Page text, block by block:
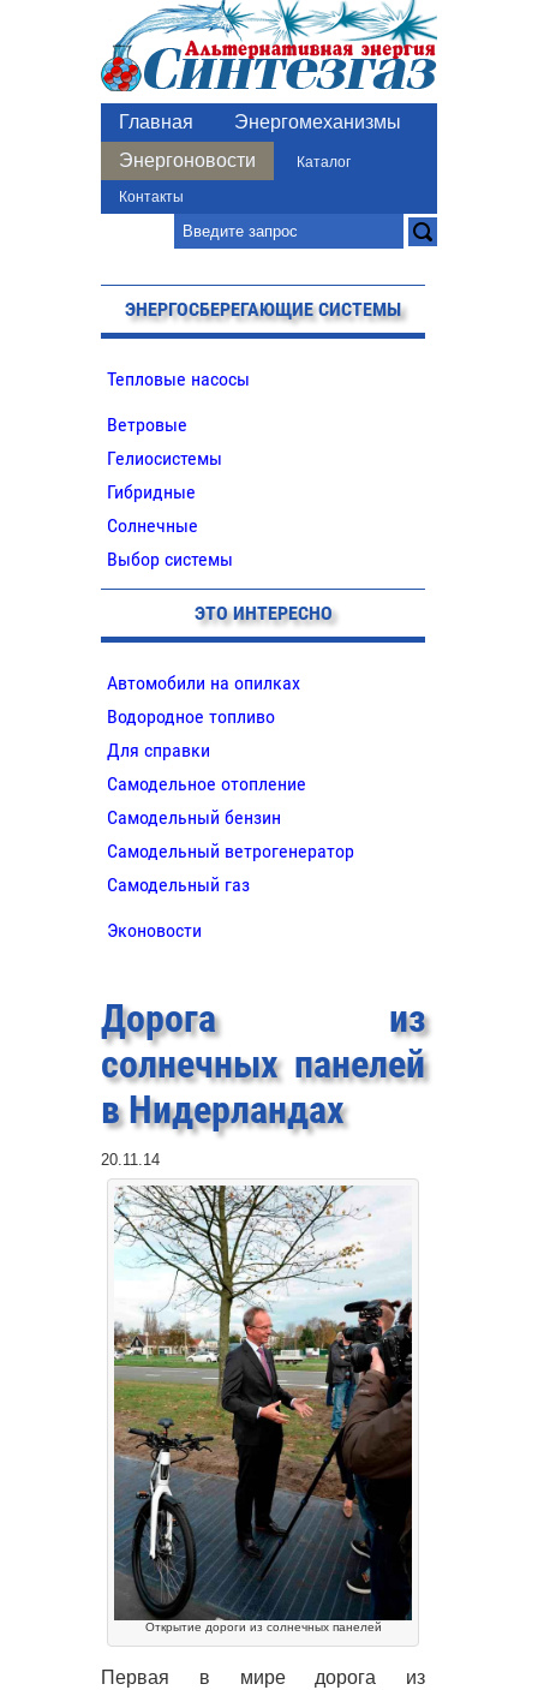
Главная
Энергомеханизмы
Энергоновости
Каталог
Контакты
ЭНЕРГОСБЕРЕГАЮЩИЕ СИСТЕМЫ
Тепловые насосы
Ветровые
Гелиосистемы
Гибридные
Солнечные
Выбор системы
ЭТО ИНТЕРЕСНО
Автомобили на опилках
Водородное топливо
Для справки
Самодельное отопление
Самодельный бензин
Самодельный ветрогенератор
Самодельный газ
Эконовости
Дорога из
солнечных панелей
в Нидерландах
20.11.14
Открытие дороги из солнечных панелей
Первая в мире дорога из